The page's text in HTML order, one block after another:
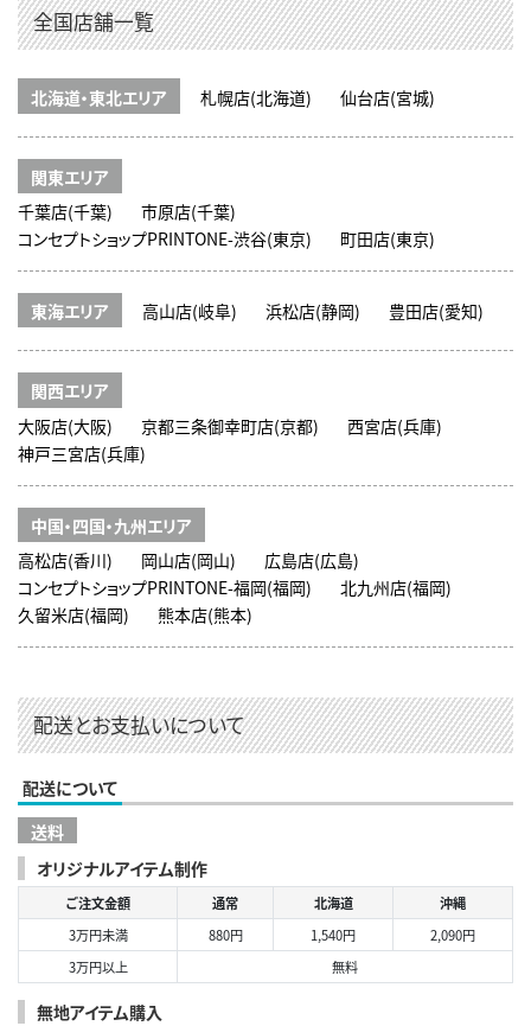
全国店舗一覧
北海道・東北エリア 札幌店(北海道) 仙台店(宮城)
関東エリア
千葉店(千葉)
市原店(千葉)
コンセプトショップPRINTONE-渋谷(東京)
町田店(東京)
東海エリア 高山店(岐阜) 浜松店(静岡) 豊田店(愛知)
関西エリア
大阪店(大阪)
京都三条御幸町店(京都)
西宮店(兵庫)
神戸三宮店(兵庫)
中国・四国・九州エリア
高松店(香川)
岡山店(岡山)
広島店(広島)
コンセプトショップPRINTONE-福岡(福岡)
北九州店(福岡)
久留米店(福岡)
熊本店(熊本)
配送とお支払いについて
配送について
送料
オリジナルアイテム制作
ご注文金額 通常 北海道
沖縄
3万円未満
880円 1,540円
2,090円
3万円以上
無料
無地アイテム購入